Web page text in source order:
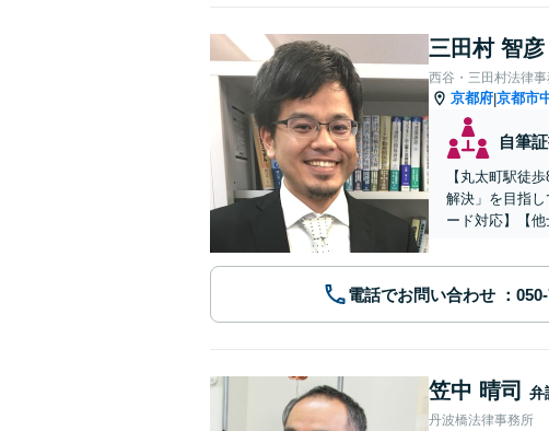
三田村 智彦
西谷・三田村法律
京都府|京都市
自筆
【丸太町駅徒
解決」を目指
ード対応】【他
電話でお問い合わせ
笠中 晴司 弁
丹波橋法律事務所